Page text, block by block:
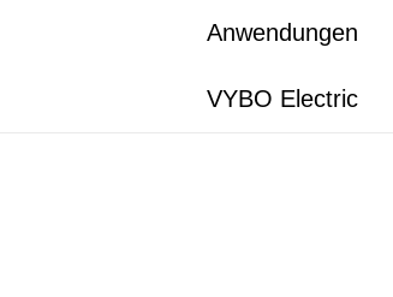
Anwendungen
VYBO Electric